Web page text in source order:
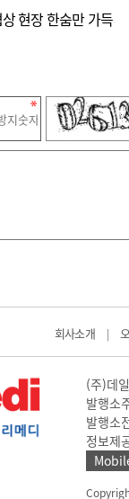
현장 한숨만 가득
회사소개 |
(주)데
발행소
발행소
정보제